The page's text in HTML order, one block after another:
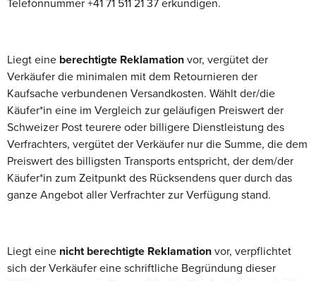
Telefonnummer +41 71 511 21 37 erkundigen.
Liegt eine berechtigte Reklamation vor, vergütet der
Verkäufer die minimalen mit dem Retournieren der
Kaufsache verbundenen Versandkosten. Wählt der/die
Käufer*in eine im Vergleich zur geläufigen Preiswert der
Schweizer Post teurere oder billigere Dienstleistung des
Verfrachters, vergütet der Verkäufer nur die Summe, die dem
Preiswert des billigsten Transports entspricht, der dem/der
Käufer*in zum Zeitpunkt des Rücksendens quer durch das
ganze Angebot aller Verfrachter zur Verfügung stand.
Liegt eine nicht berechtigte Reklamation vor, verpflichtet
sich der Verkäufer eine schriftliche Begründung dieser